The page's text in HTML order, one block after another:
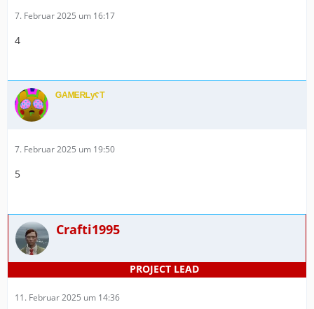
7. Februar 2025 um 16:17
4
ᴳᴬᴹᴱᴿᴸʸˁᵀ
7. Februar 2025 um 19:50
5
Crafti1995
11. Februar 2025 um 14:36